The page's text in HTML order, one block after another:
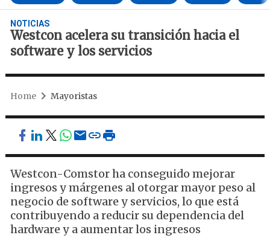
NOTICIAS
Westcon acelera su transición hacia el
software y los servicios
Home Mayoristas
Westcon-Comstor ha conseguido mejorar
ingresos y márgenes al otorgar mayor peso al
negocio de software y servicios, lo que está
contribuyendo a reducir su dependencia del
hardware y a aumentar los ingresos